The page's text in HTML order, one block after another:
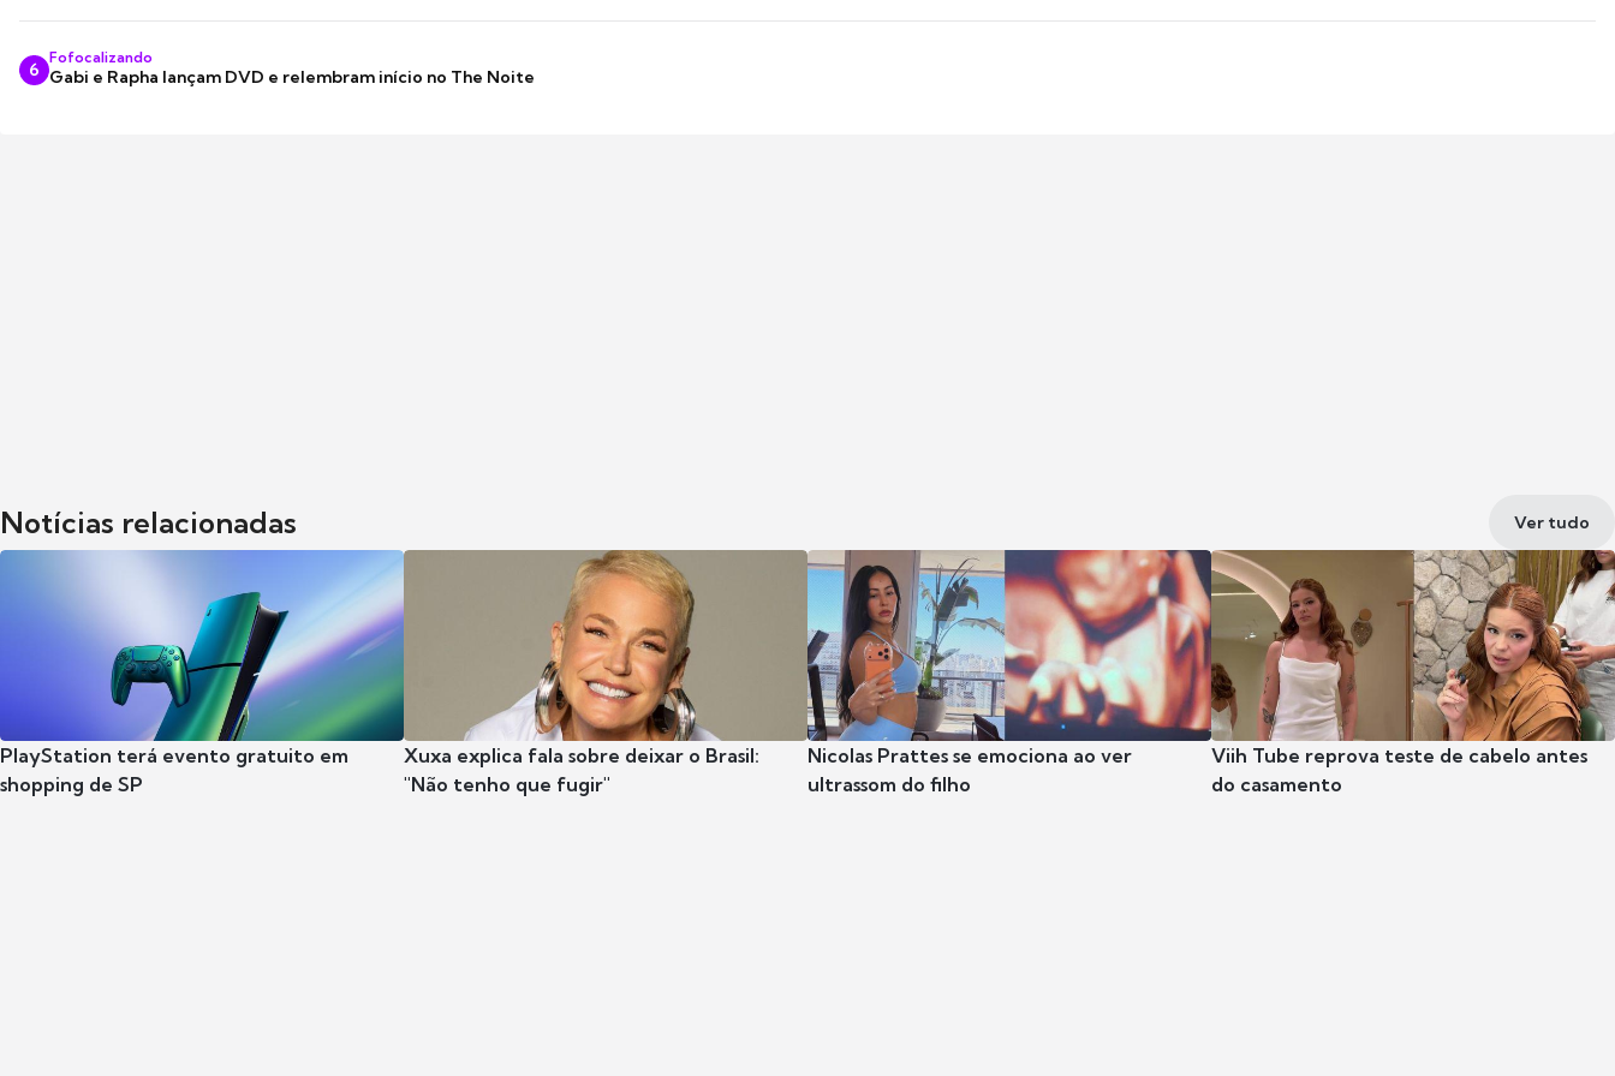
6
Fofocalizando
Gabi e Rapha lançam DVD e relembram início no The Noite
Notícias relacionadas Ver tudo
PlayStation terá evento gratuito em
shopping de SP
Xuxa explica fala sobre deixar o Brasil:
"Não tenho que fugir"
Nicolas Prattes se emociona ao ver
ultrassom do filho
Viih Tube reprova teste de cabelo antes
do casamento